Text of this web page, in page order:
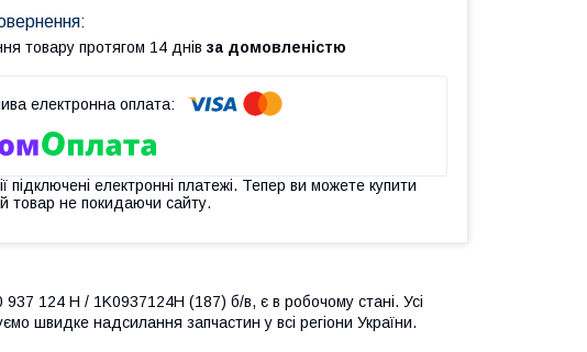
товару протягом 14 днів за домовленістю
підключені електронні платежі. Тепер ви можете купити
товар не покидаючи сайту.
124 H / 1K0937124H (187) б/в, є в робочому стані. Усі
швидке надсилання запчастин у всі регіони України.